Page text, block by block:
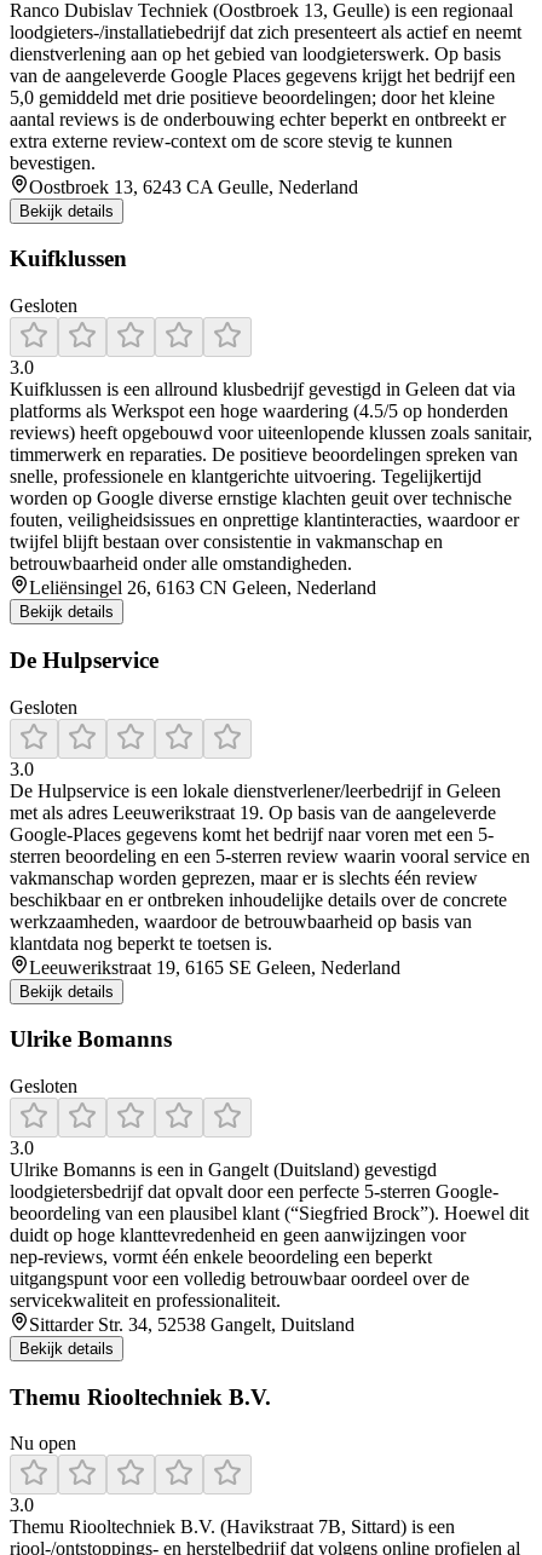
Ranco Dubislav Techniek (Oostbroek 13, Geulle) is een regionaal
loodgieters-/installatiebedrijf dat zich presenteert als actief en neemt
dienstverlening aan op het gebied van loodgieterswerk. Op basis
van de aangeleverde Google Places gegevens krijgt het bedrijf een
5,0 gemiddeld met drie positieve beoordelingen; door het kleine
aantal reviews is de onderbouwing echter beperkt en ontbreekt er
extra externe review-context om de score stevig te kunnen
bevestigen.
Oostbroek 13, 6243 CA Geulle, Nederland
Bekijk details
Kuifklussen
Gesloten
3.0
Kuifklussen is een allround klusbedrijf gevestigd in Geleen dat via
platforms als Werkspot een hoge waardering (4.5/5 op honderden
reviews) heeft opgebouwd voor uiteenlopende klussen zoals sanitair,
timmerwerk en reparaties. De positieve beoordelingen spreken van
snelle, professionele en klantgerichte uitvoering. Tegelijkertijd
worden op Google diverse ernstige klachten geuit over technische
fouten, veiligheidsissues en onprettige klantinteracties, waardoor er
twijfel blijft bestaan over consistentie in vakmanschap en
betrouwbaarheid onder alle omstandigheden.
Leliënsingel 26, 6163 CN Geleen, Nederland
Bekijk details
De Hulpservice
Gesloten
3.0
De Hulpservice is een lokale dienstverlener/leerbedrijf in Geleen
met als adres Leeuwerikstraat 19. Op basis van de aangeleverde
Google-Places gegevens komt het bedrijf naar voren met een 5-
sterren beoordeling en een 5-sterren review waarin vooral service en
vakmanschap worden geprezen, maar er is slechts één review
beschikbaar en er ontbreken inhoudelijke details over de concrete
werkzaamheden, waardoor de betrouwbaarheid op basis van
klantdata nog beperkt te toetsen is.
Leeuwerikstraat 19, 6165 SE Geleen, Nederland
Bekijk details
Ulrike Bomanns
Gesloten
3.0
Ulrike Bomanns is een in Gangelt (Duitsland) gevestigd
loodgietersbedrijf dat opvalt door een perfecte 5‑sterren Google-
beoordeling van een plausibel klant (“Siegfried Brock”). Hoewel dit
duidt op hoge klanttevredenheid en geen aanwijzingen voor
nep‑reviews, vormt één enkele beoordeling een beperkt
uitgangspunt voor een volledig betrouwbaar oordeel over de
servicekwaliteit en professionaliteit.
Sittarder Str. 34, 52538 Gangelt, Duitsland
Bekijk details
Themu Riooltechniek B.V.
Nu open
3.0
Themu Riooltechniek B.V. (Havikstraat 7B, Sittard) is een
riool-/ontstoppings- en herstelbedrijf dat volgens online profielen al